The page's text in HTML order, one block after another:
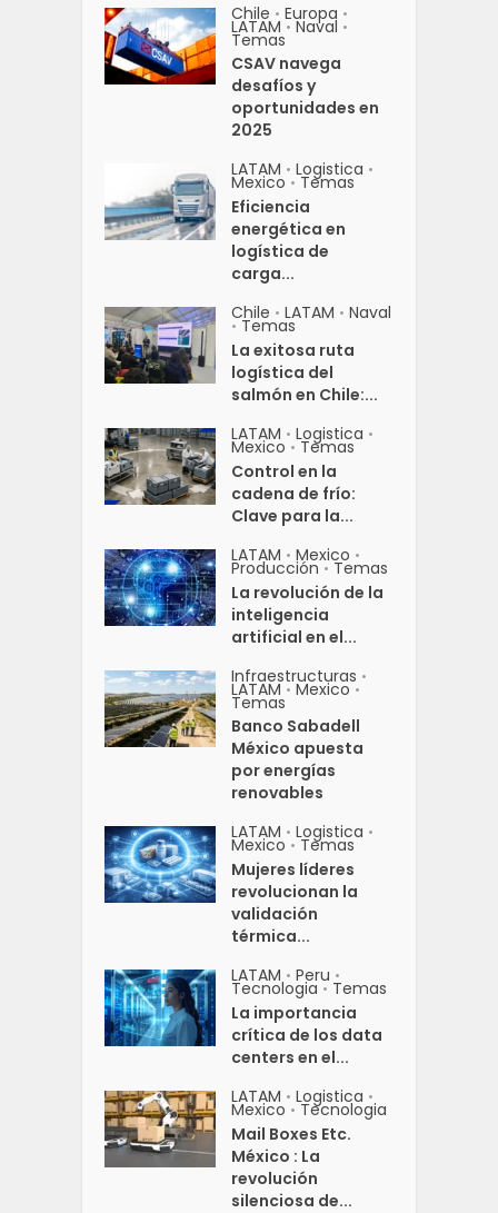
Chile • Europa •
LATAM • Naval •
Temas
CSAV navega
desafíos y
oportunidades en
2025
LATAM • Logistica •
Mexico • Temas
Eficiencia
energética en
logística de
carga...
Chile • LATAM • Naval
• Temas
La exitosa ruta
logística del
salmón en Chile:...
LATAM • Logistica •
Mexico • Temas
Control en la
cadena de frío:
Clave para la...
LATAM • Mexico •
Producción • Temas
La revolución de la
inteligencia
artificial en el...
Infraestructuras •
LATAM • Mexico •
Temas
Banco Sabadell
México apuesta
por energías
renovables
LATAM • Logistica •
Mexico • Temas
Mujeres líderes
revolucionan la
validación
térmica...
LATAM • Peru •
Tecnologia • Temas
La importancia
crítica de los data
centers en el...
LATAM • Logistica •
Mexico • Tecnologia
Mail Boxes Etc.
México : La
revolución
silenciosa de...